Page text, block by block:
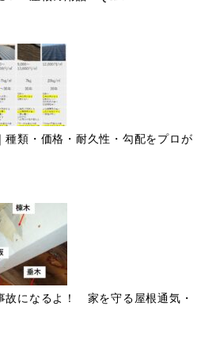
種類・価格・耐久性・勾配をプロが
故になるよ！ 家を守る屋根通気・